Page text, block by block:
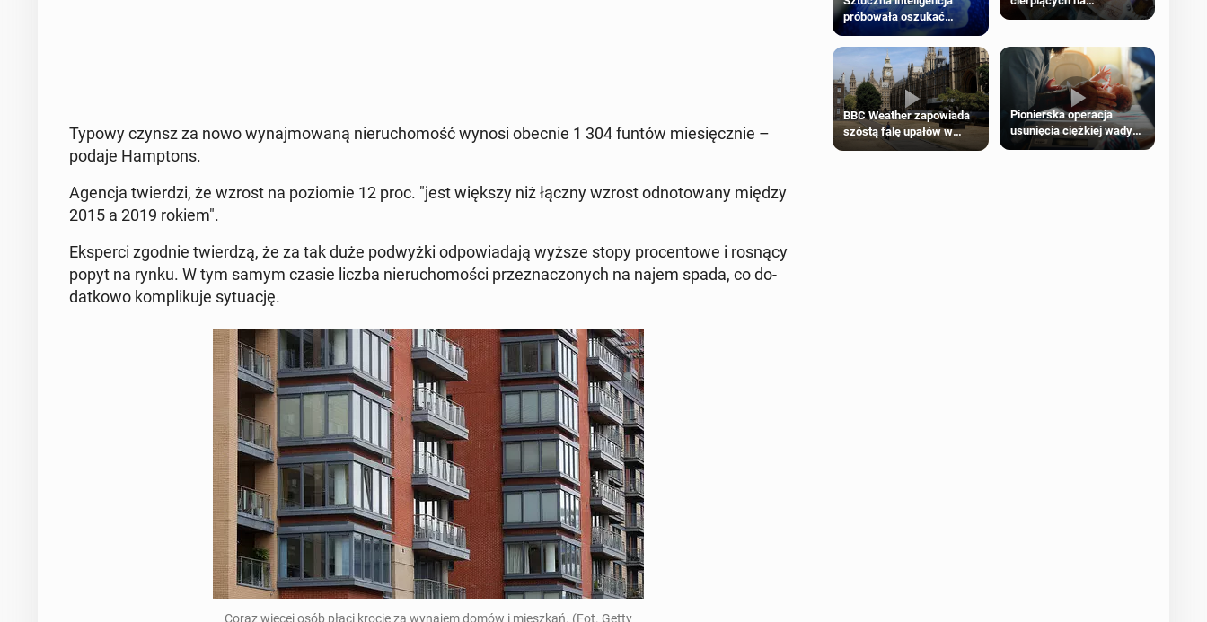
Typowy czynsz za nowo wy­naj­mo­wa­ną nie­ru­cho­mość wynosi obecnie 1 304 funtów mie­sięcz­nie –
podaje Hamp­tons.
Agencja twier­dzi, że wzrost na po­zio­mie 12 proc. "jest większy niż łączny wzrost od­no­to­wa­ny między
2015 a 2019 rokiem".
Eks­per­ci zgodnie twier­dzą, że za tak duże pod­wyż­ki od­po­wia­da­ją wyższe stopy pro­cen­to­we i rosnący
popyt na rynku. W tym samym czasie liczba nie­ru­cho­mo­ści prze­zna­czo­nych na najem spada, co do­
dat­ko­wo kom­pli­ku­je sy­tu­ację.
Coraz więcej osób płaci krocie za wynajem domów i miesz­kań. (Fot. Getty
próbowała oszukać
człowieka
schorzenia psychiczne
BBC Weather zapowiada
szóstą falę upałów w
Londynie
Pionierska operacja
usunięcia ciężkiej wady
wrodzonej płodu w łonie